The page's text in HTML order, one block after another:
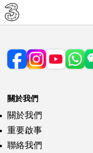
關於我們
關於我們
重要啟事
聯絡我們